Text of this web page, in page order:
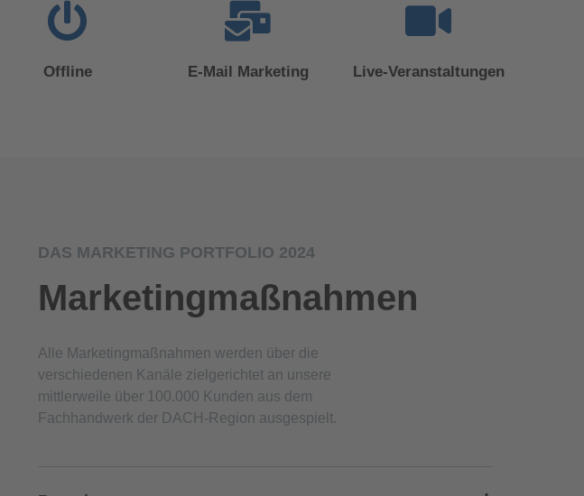
Offline E-Mail Marketing Live-Veranstaltungen
DAS MARKETING PORTFOLIO 2024
Marketingmaßnahmen
Alle Marketingmaßnahmen werden über die
verschiedenen Kanäle zielgerichtet an unsere
mittlerweile über 100.000 Kunden aus dem
Fachhandwerk der DACH-Region ausgespielt.